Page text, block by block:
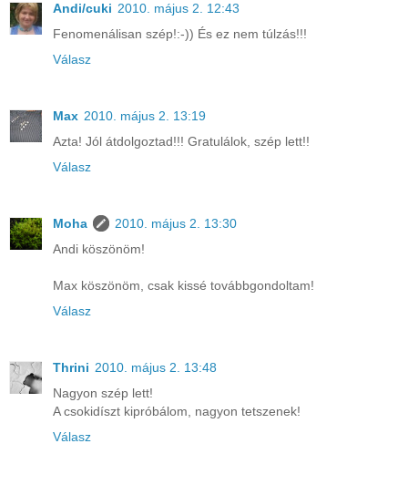
Andi/cuki 2010. május 2. 12:43
Fenomenálisan szép!:-)) És ez nem túlzás!!!
Válasz
Max 2010. május 2. 13:19
Azta! Jól átdolgoztad!!! Gratulálok, szép lett!!
Válasz
Moha
2010. május 2. 13:30
Andi köszönöm!
Max köszönöm, csak kissé továbbgondoltam!
Válasz
Thrini 2010. május 2. 13:48
Nagyon szép lett!
A csokidíszt kipróbálom, nagyon tetszenek!
Válasz